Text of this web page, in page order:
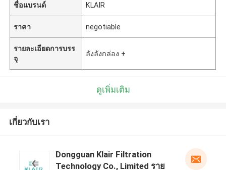
ชื่อแบรนด์ KLAIR
ราคา negotiable
รายละเอียดการบรร
จุ
ลังลังกล่อง +
ดูเพิ่มเติม
เกี่ยวกับเรา
Dongguan Klair Filtration
Technology Co., Limited ราย